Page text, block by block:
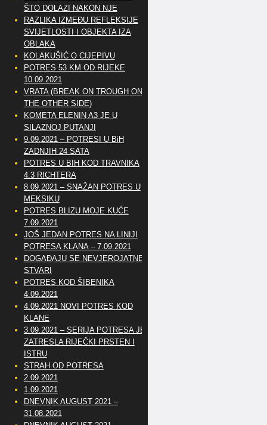
ŠTO DOLAZI NAKON NJE
RAZLIKA IZMEĐU REFLEKSIJE
SVIJETLOSTI I OBJEKTA IZA
OBLAKA
KOLAKUŠIĆ O CIJEPIVU
POTRES 53 KM OD RIJEKE
10.09.2021
VRATA (BREAK ON TROUGH ON
THE OTHER SIDE)
KOMETA ELENIN A3 JE U
SILAZNOJ PUTANJI
9.09.2021 – POTRESI U BiH
ZADNJIH 24 SATA
POTRES U BIH KOD TRAVNIKA
4.3 RICHTERA
8.09.2021 – SNAŽAN POTRES U
MEKSIKU
POTRES BLIZU MOJE KUĆE
7.09.2021
JOŠ JEDAN POTRES NA LINIJI
POTRESA KLANA – 7.09.2021
DOGAĐAJU SE NEVJEROJATNE
STVARI
POTRES KOD ŠIBENIKA
4.09.2021
4.09.2021 NOVI POTRES KOD
KLANE
3.09.2021 – SERIJA POTRESA JE
ZATRESLA RIJEČKI PRSTEN I
ISTRU
STRAH OD POTRESA
2.09.2021
1.09.2021
DNEVNIK AUGUST 2021 –
31.08.2021